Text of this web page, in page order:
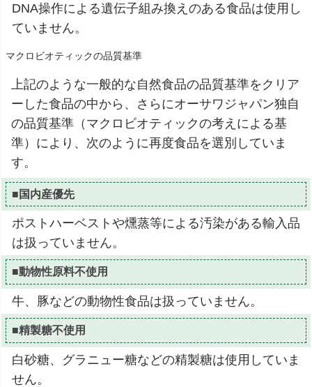
DNA操作による遺伝子組み換えのある食品は使用し
ていません。
マクロビオティックの品質基準
上記のような一般的な自然食品の品質基準をクリア
ーした食品の中から、さらにオーサワジャパン独自
の品質基準（マクロビオティックの考えによる基
準）により、次のように再度食品を選別していま
す。
■国内産優先
ポストハーベストや燻蒸等による汚染がある輸入品
は扱っていません。
■動物性原料不使用
牛、豚などの動物性食品は扱っていません。
■精製糖不使用
白砂糖、グラニュー糖などの精製糖は使用していま
せん。